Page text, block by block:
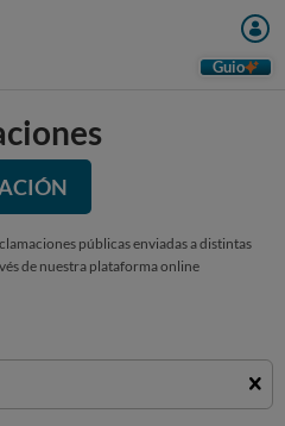
Guio
públicas enviadas a distintas
de nuestra plataforma online